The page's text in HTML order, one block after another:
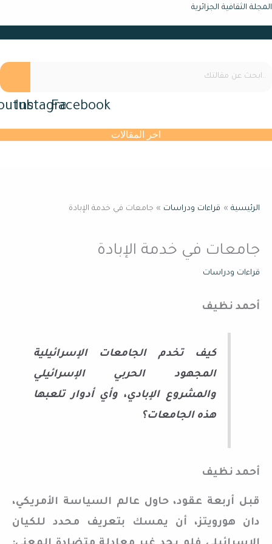
الثقافية الجزائرية
Facebook
Instagram
Youtube
اخر المقالات
الرئيسية قراءات ودراسات جامعات في خدمة الإبادة
جامعات في خدمة الإبادة
قراءات ودراسات
أحمد نظيف
كيف تخدم الجامعات الإسرائيلية
المجهود الحربي الإسرائيلي
والمشروع الإبادي، وأي أدوار تلعبها
هذه الجامعات؟
أحمد نظيف
قبل أربعة عقود، حاول عالم السياسة الأمريكي،
دان هورويتز، أن يمسك بتعريف محدد للكيان